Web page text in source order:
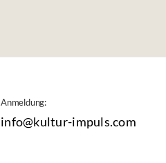
Anmeldung:
info@kultur-impuls.com